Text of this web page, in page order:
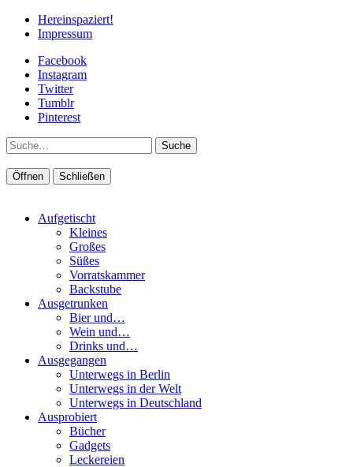
Hereinspaziert!
Impressum
Facebook
Instagram
Twitter
Tumblr
Pinterest
Suche
Öffnen Schließen
Aufgetischt
Kleines
Großes
Süßes
Vorratskammer
Backstube
Ausgetrunken
Bier und…
Wein und…
Drinks und…
Ausgegangen
Unterwegs in Berlin
Unterwegs in der Welt
Unterwegs in Deutschland
Ausprobiert
Bücher
Gadgets
Leckereien